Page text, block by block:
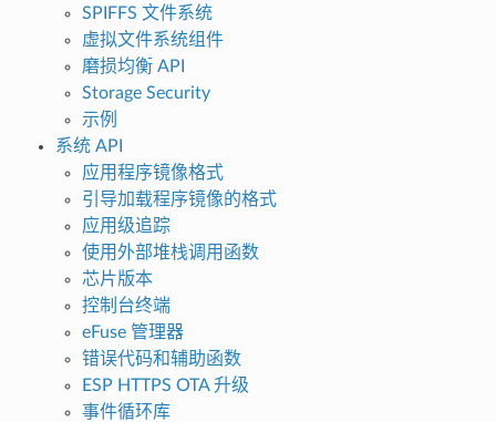
SPIFFS 文件系统
虚拟文件系统组件
磨损均衡 API
Storage Security
示例
系统 API
应用程序镜像格式
引导加载程序镜像的格式
应用级追踪
使用外部堆栈调用函数
芯片版本
控制台终端
eFuse 管理器
错误代码和辅助函数
ESP HTTPS OTA 升级
事件循环库